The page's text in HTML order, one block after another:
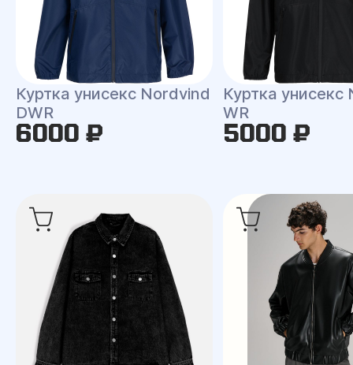
Куртка унисекс Nordvind
DWR
6000 ₽
Куртка унисекс
WR
5000 ₽